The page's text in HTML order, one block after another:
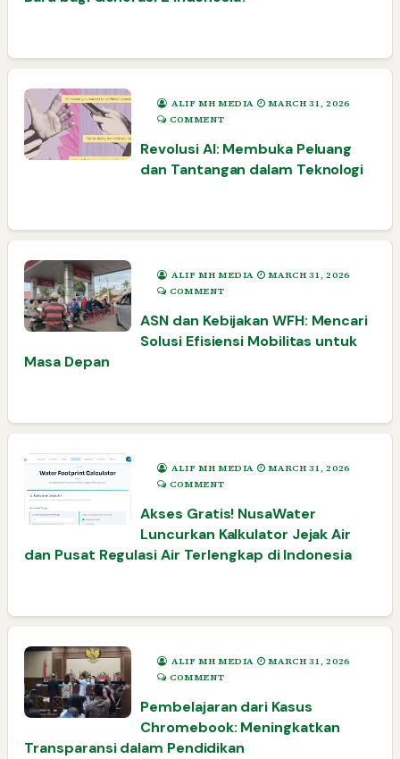
ALIF MH MEDIA
MARCH 31, 2026
COMMENT
Revolusi AI: Membuka Peluang
dan Tantangan dalam Teknologi
ALIF MH MEDIA
MARCH 31, 2026
COMMENT
ASN dan Kebijakan WFH: Mencari
Solusi Efisiensi Mobilitas untuk
Masa Depan
ALIF MH MEDIA
MARCH 31, 2026
COMMENT
Akses Gratis! NusaWater
Luncurkan Kalkulator Jejak Air
dan Pusat Regulasi Air Terlengkap di Indonesia
ALIF MH MEDIA
MARCH 31, 2026
COMMENT
Pembelajaran dari Kasus
Chromebook: Meningkatkan
Transparansi dalam Pendidikan